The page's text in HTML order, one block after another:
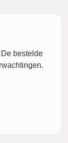
bestelde